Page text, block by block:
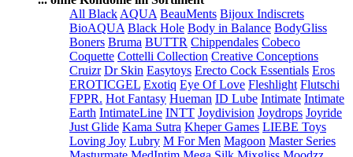
All Black AQUA BeauMents Bijoux Indiscrets
BioAQUA Black Hole Body in Balance BodyGliss
Boners Bruma BUTTR Chippendales Cobeco
Coquette Cottelli Collection Creative Conceptions
Cruizr Dr Skin Easytoys Erecto Cock Essentials Eros
EROTICGEL Exotiq Eye Of Love Fleshlight Flutschi
FPPR. Hot Fantasy Hueman ID Lube Intimate Intimate
Earth IntimateLine INTT Joydivision Joydrops Joyride
Just Glide Kama Sutra Kheper Games LIEBE Toys
Loving Joy Lubry M For Men Magoon Master Series